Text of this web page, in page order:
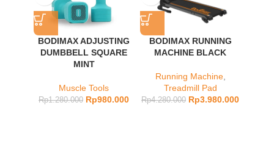
BODIMAX ADJUSTING
DUMBBELL SQUARE
MINT
Muscle Tools
Rp1.280.000 Rp980.000
BODIMAX RUNNING
MACHINE BLACK
Running Machine,
Treadmill Pad
Rp4.280.000 Rp3.980.000